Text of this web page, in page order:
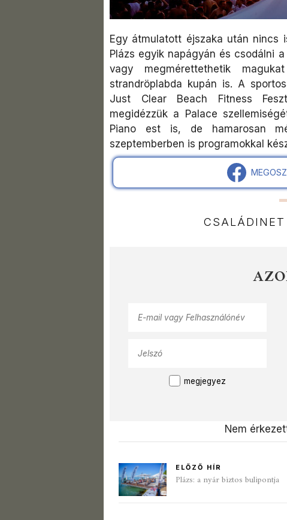
Egy átmulatott éjszaka után nincs
Plázs egyik napágyán és csodálni
vagy megmérettethetik
strandröplabda kupán is. A
Just Clear Beach Fitness
megidézzük a Palace
Piano est is, de hamarosan
szeptemberben is programokkal
CSALÁDINET
megjegyez
Nem
ELŐZŐ HÍR
Plázs: a nyár biztos bulipontja